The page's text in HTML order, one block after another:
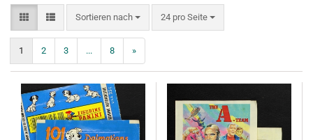
Sortieren nach
Sortieren nach 24 pro Seite
pro Seite
1 2 3 ... 8 »